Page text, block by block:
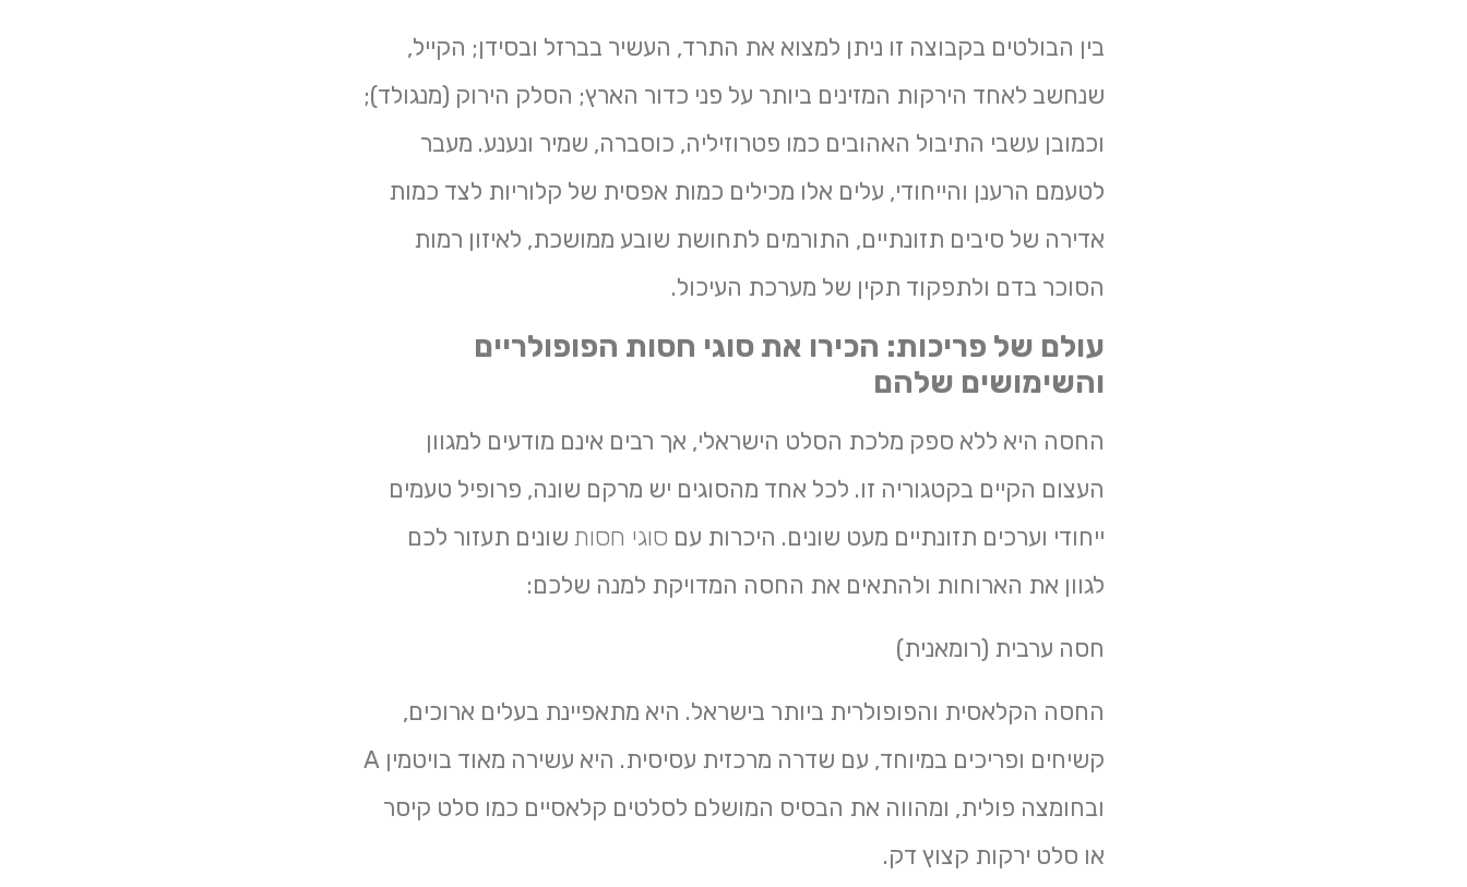
בין הבולטים בקבוצה זו ניתן למצוא את התרד, העשיר בברזל ובסידן; הקייל,
שנחשב לאחד הירקות המזינים ביותר על פני כדור הארץ; הסלק הירוק (מנגולד);
וכמובן עשבי התיבול האהובים כמו פטרוזיליה, כוסברה, שמיר ונענע. מעבר
לטעמם הרענן והייחודי, עלים אלו מכילים כמות אפסית של קלוריות לצד כמות
אדירה של סיבים תזונתיים, התורמים לתחושת שובע ממושכת, לאיזון רמות
הסוכר בדם ולתפקוד תקין של מערכת העיכול.
עולם של פריכות: הכירו את סוגי חסות הפופולריים
והשימושים שלהם
החסה היא ללא ספק מלכת הסלט הישראלי, אך רבים אינם מודעים למגוון
העצום הקיים בקטגוריה זו. לכל אחד מהסוגים יש מרקם שונה, פרופיל טעמים
ייחודי וערכים תזונתיים מעט שונים. היכרות עם סוגי חסות שונים תעזור לכם
לגוון את הארוחות ולהתאים את החסה המדויקת למנה שלכם:
חסה ערבית (רומאנית)
החסה הקלאסית והפופולרית ביותר בישראל. היא מתאפיינת בעלים ארוכים,
קשיחים ופריכים במיוחד, עם שדרה מרכזית עסיסית. היא עשירה מאוד בויטמין A
ובחומצה פולית, ומהווה את הבסיס המושלם לסלטים קלאסיים כמו סלט קיסר
או סלט ירקות קצוץ דק.